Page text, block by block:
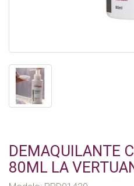
DEMAQUILANTE
80ML LA